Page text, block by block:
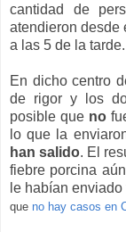
cantidad de
atendieron desde
a las 5 de la tarde.
En dicho centro
de rigor y los
posible que no
lo que la
han salido. El
fiebre porcina
le habían
que no hay casos en